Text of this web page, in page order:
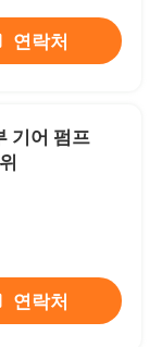
연락처
기어 펌프
연락처